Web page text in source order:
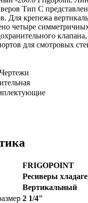
Тип C
Для крепежа
четыре
для смотровых
Чертежи
FRIGOPOINT
Ресиверы
Вертикальный
2 1/4"